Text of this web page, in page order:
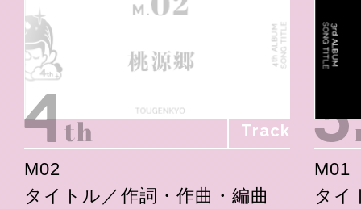
Track
M02
タイトル／作詞・作曲・編曲
M01
タイ